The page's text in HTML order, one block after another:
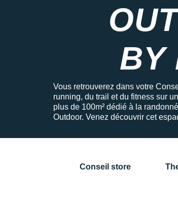
BY
Vous retrouverez dans votre
running, du trail et du fitness sur
plus de 100m² dédié à la
Outdoor. Venez découvrir cet
Conseil store